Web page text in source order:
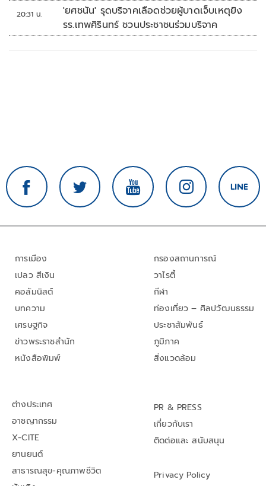
20:31 น.
'ยศชนัน' รุดบริจาคเลือดช่วยผู้บาดเจ็บเหตุยิง
รร.เทพศิรินทร์ ชวนประชาชนร่วมบริจาค
การเมือง
เปลว สีเงิน
คอลัมนิสต์
บทความ
เศรษฐกิจ
ข่าวพระราชสำนัก
หนังสือพิมพ์
กรองสถานการณ์
วาไรตี้
กีฬา
ท่องเที่ยว – ศิลปวัฒนธรรม
ประชาสัมพันธ์
ภูมิภาค
สิ่งแวดล้อม
ต่างประเทศ
อาชญากรรม
X-CITE
ยานยนต์
สาธารณสุข-คุณภาพชีวิต
PR & PRESS
เกี่ยวกับเรา
ติดต่อและ สนับสนุน
Privacy Policy